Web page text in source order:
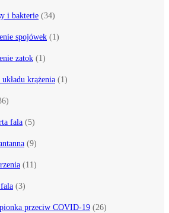
i bakterie (34)
spojówek (1)
zatok (1)
krążenia (1)
fala (5)
(9)
(11)
(3)
przeciw COVID-19 (26)